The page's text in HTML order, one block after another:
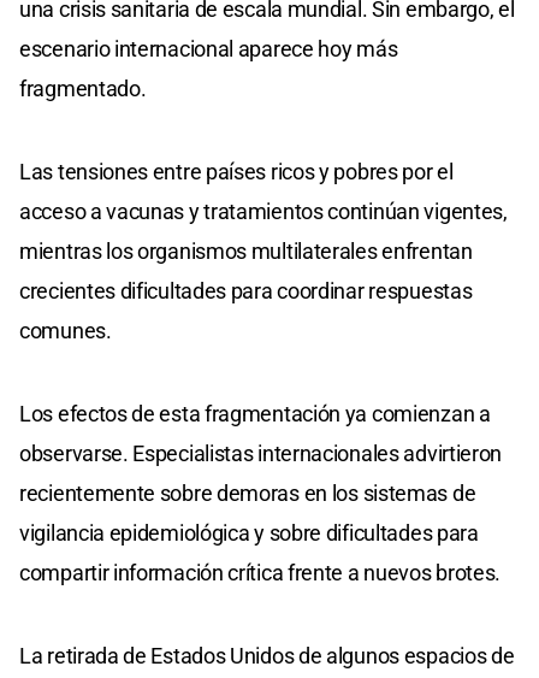
una crisis sanitaria de escala mundial. Sin embargo, el
escenario internacional aparece hoy más
fragmentado.
Las tensiones entre países ricos y pobres por el
acceso a vacunas y tratamientos continúan vigentes,
mientras los organismos multilaterales enfrentan
crecientes dificultades para coordinar respuestas
comunes.
Los efectos de esta fragmentación ya comienzan a
observarse. Especialistas internacionales advirtieron
recientemente sobre demoras en los sistemas de
vigilancia epidemiológica y sobre dificultades para
compartir información crítica frente a nuevos brotes.
La retirada de Estados Unidos de algunos espacios de